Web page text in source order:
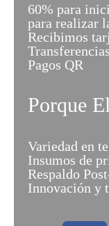
60% para
para realizar
Recibimos
Pagos QR
Porque
Variedad en
Insumos de
Respaldo
Innovación y